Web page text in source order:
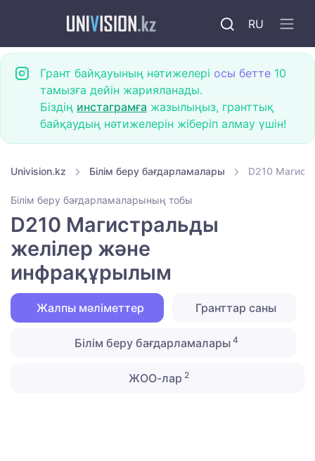
RU
Грант байқауының нәтижелері осы бетте 10
тамызға дейін жарияланады.
Біздің инстаграмға жазылыңыз, гранттық
байқаудың нәтижелерін жіберіп алмау үшін!
Univision.kz Білім беру бағдарламалары D210
Білім беру бағдарламаларының тобы
D210 Магистральды
желілер және
инфрақұрылым
Жалпы мәліметтер Гранттар саны
Білім беру бағдарламалары4
ЖОО-лар 2